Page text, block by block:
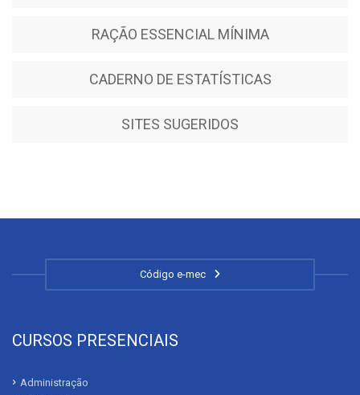
RAÇÃO ESSENCIAL MÍNIMA
CADERNO DE ESTATÍSTICAS
SITES SUGERIDOS
Código e-mec
CURSOS PRESENCIAIS
Administração